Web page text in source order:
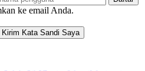
ke email Anda.